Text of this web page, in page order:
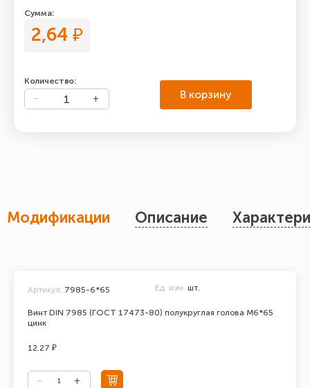
Сумма:
2,64 ₽
Количество:
В корзину
Модификации Описание
Винт DIN 7985 (ГОСТ 17473-80) полукруглая голова М6*65
цинк
Артикул: 7985-6*65 Ед. изм. шт.
12.27 ₽